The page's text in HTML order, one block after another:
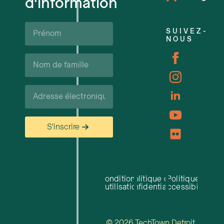
Prénom*
Nom
de
Courriel*
S'inscrire
SUIVEZ-
NOUS
Conditions
d'utilisation
Politique de
confidentialité
Politique
d'accessibilité